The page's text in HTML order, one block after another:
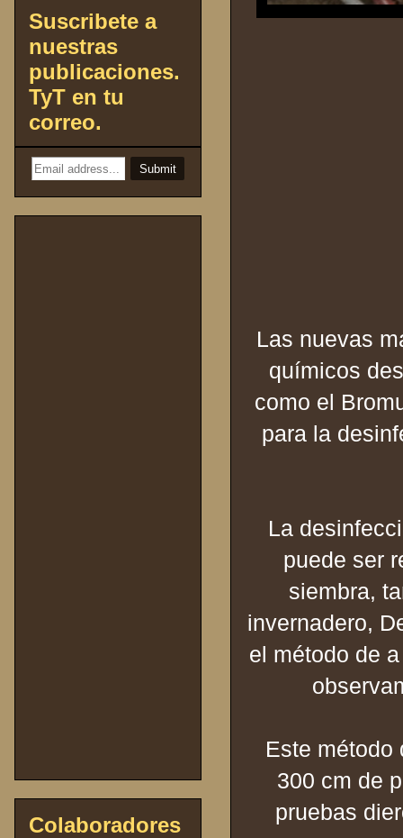
Las nuevas
químicos
como el
para la
La
puede ser
siembra,
invernadero,
el método de
Este método
300 cm de
pruebas
Suscribete a
nuestras
publicaciones.
TyT en tu
correo.
Colaboradores